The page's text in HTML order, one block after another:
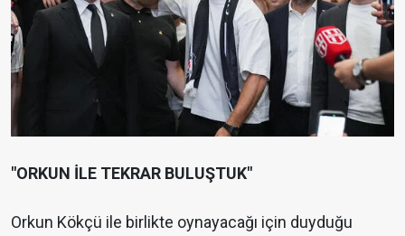
"ORKUN İLE TEKRAR BULUŞTUK"
Orkun Kökçü ile birlikte oynayacağı için duyduğu